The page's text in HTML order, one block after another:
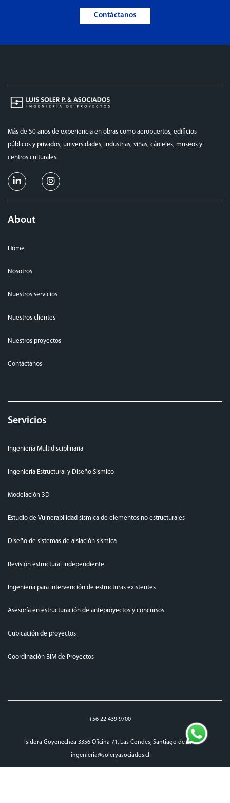
Contáctanos
Más de 50 años de experiencia en obras como aeropuertos, edificios
públicos y privados, universidades, industrias, viñas, cárceles, museos y
centros culturales.
About
Home
Nosotros
Nuestros servicios
Nuestros clientes
Nuestros proyectos
Contáctanos
Servicios
Ingeniería Multidisciplinaria
Ingeniería Estructural y Diseño Sísmico
Modelación 3D
Estudio de Vulnerabilidad sísmica de elementos no estructurales
Diseño de sistemas de aislación sísmica
Revisión estructural independiente
Ingeniería para intervención de estructuras existentes
Asesoría en estructuración de anteproyectos y concursos
Cubicación de proyectos
Coordinación BIM de Proyectos
+56 22 439 9700
Isidora Goyenechea 3356 Oficina 71, Las Condes, Santiago de Chile
ingenieria@soleryasociados.cl